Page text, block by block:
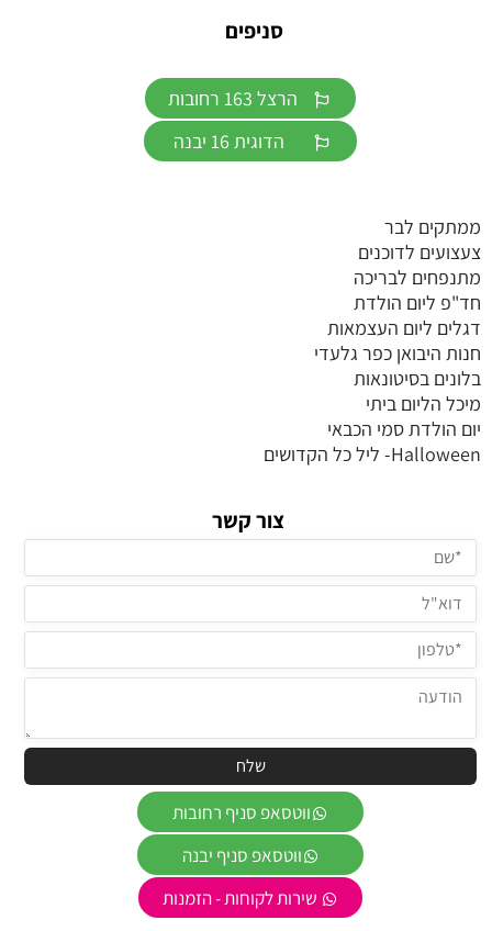
סניפים
הרצל 163 רחובות
הדוגית 16 יבנה
ממתקים לבר
צעצועים לדוכנים
מתנפחים לבריכה
חד"פ ליום הולדת
דגלים ליום העצמאות
חנות היבואן כפר גלעדי
בלונים בסיטונאות
מיכל הליום ביתי
יום הולדת סמי הכבאי
Halloween- ליל כל הקדושים
צור קשר
ווטסאפ סניף רחובות
ווטסאפ סניף יבנה
שירות לקוחות - הזמנות